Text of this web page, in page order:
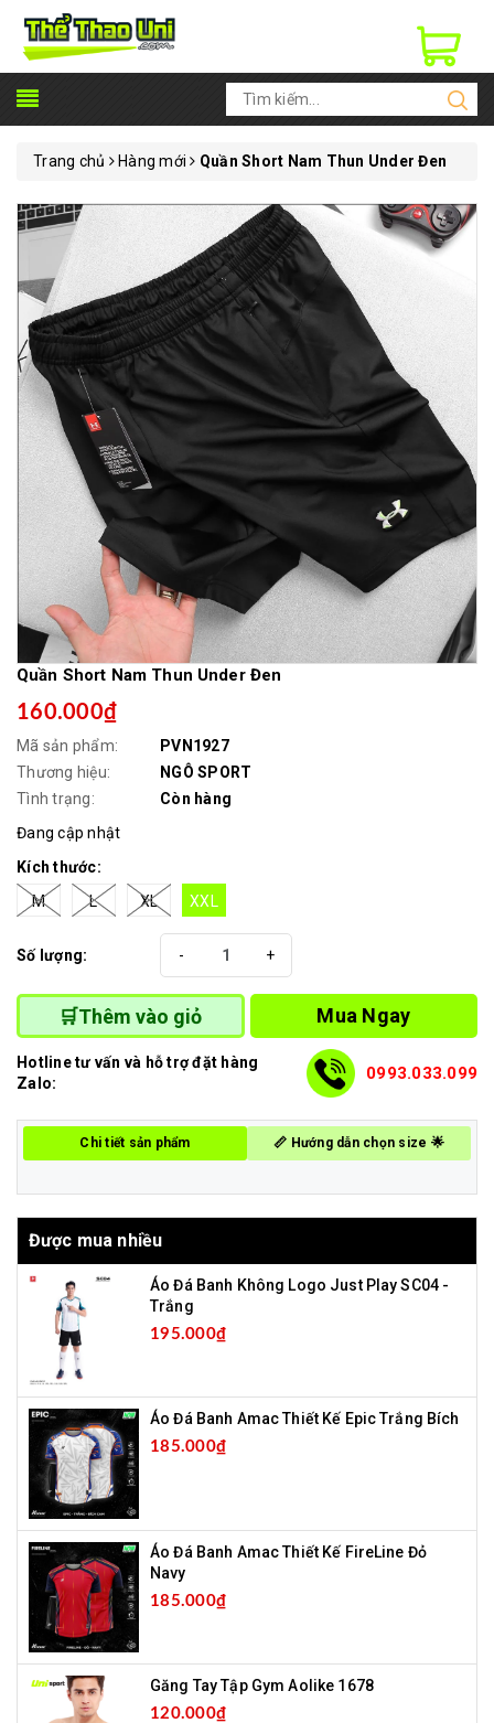
Trang chủ Hàng mới Quần Short Nam Thun Under Đen
Quần Short Nam Thun Under Đen
160.000₫
Mã sản phẩm:
PVN1927
Thương hiệu:
NGÔ SPORT
Tình trạng:
Còn hàng
Đang cập nhật
Kích thước:
M
L XL XXL
Số lượng: +
-
🛒Thêm vào giỏ Mua Ngay
Hotline tư vấn và hỗ trợ đặt hàng
Zalo:
0993.033.099
Chi tiết sản phẩm 📏 Hướng dẫn chọn size 🌟
Được mua nhiều
Áo Đá Banh Không Logo Just Play SC04 -
Trắng
195.000₫
Áo Đá Banh Amac Thiết Kế Epic Trắng Bích
185.000₫
Áo Đá Banh Amac Thiết Kế FireLine Đỏ
Navy
185.000₫
Găng Tay Tập Gym Aolike 1678
120.000₫